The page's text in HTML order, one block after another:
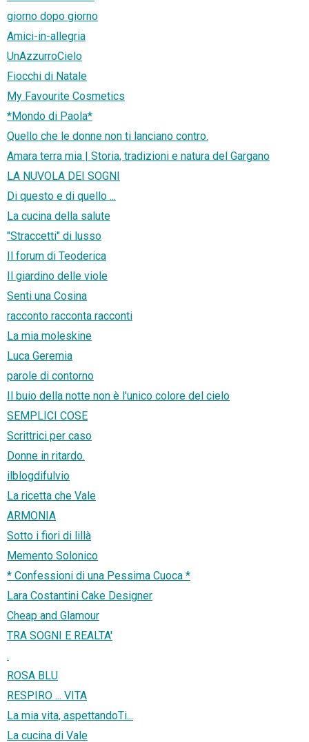
giorno dopo giorno
Amici-in-allegria
UnAzzurroCielo
Fiocchi di Natale
My Favourite Cosmetics
*Mondo di Paola*
Quello che le donne non ti lanciano contro.
Amara terra mia | Storia, tradizioni e natura del Gargano
LA NUVOLA DEI SOGNI
Di questo e di quello ...
La cucina della salute
"Straccetti" di lusso
Il forum di Teoderica
Il giardino delle viole
Senti una Cosina
racconto racconta racconti
La mia moleskine
Luca Geremia
parole di contorno
Il buio della notte non è l'unico colore del cielo
SEMPLICI COSE
Scrittrici per caso
Donne in ritardo.
ilblogdifulvio
La ricetta che Vale
ARMONIA
Sotto i fiori di lillà
Memento Solonico
* Confessioni di una Pessima Cuoca *
Lara Costantini Cake Designer
Cheap and Glamour
TRA SOGNI E REALTA'
.
ROSA BLU
RESPIRO ... VITA
La mia vita, aspettandoTi...
La cucina di Vale